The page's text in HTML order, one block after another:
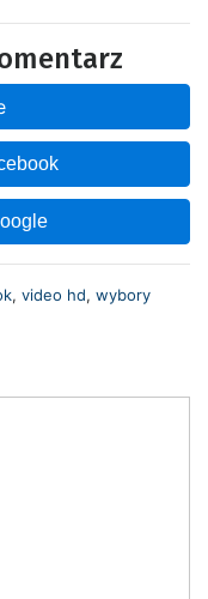
, video hd, wybory